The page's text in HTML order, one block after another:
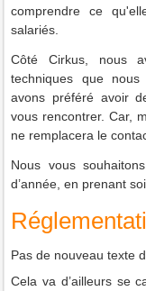
comprendre ce
salariés.
Côté Cirkus, nous
techniques que
avons préféré avoir
vous rencontrer. Car,
ne remplacera le
Nous vous
d’année, en prenant
Pas de nouveau texte
Cela va d’ailleurs se